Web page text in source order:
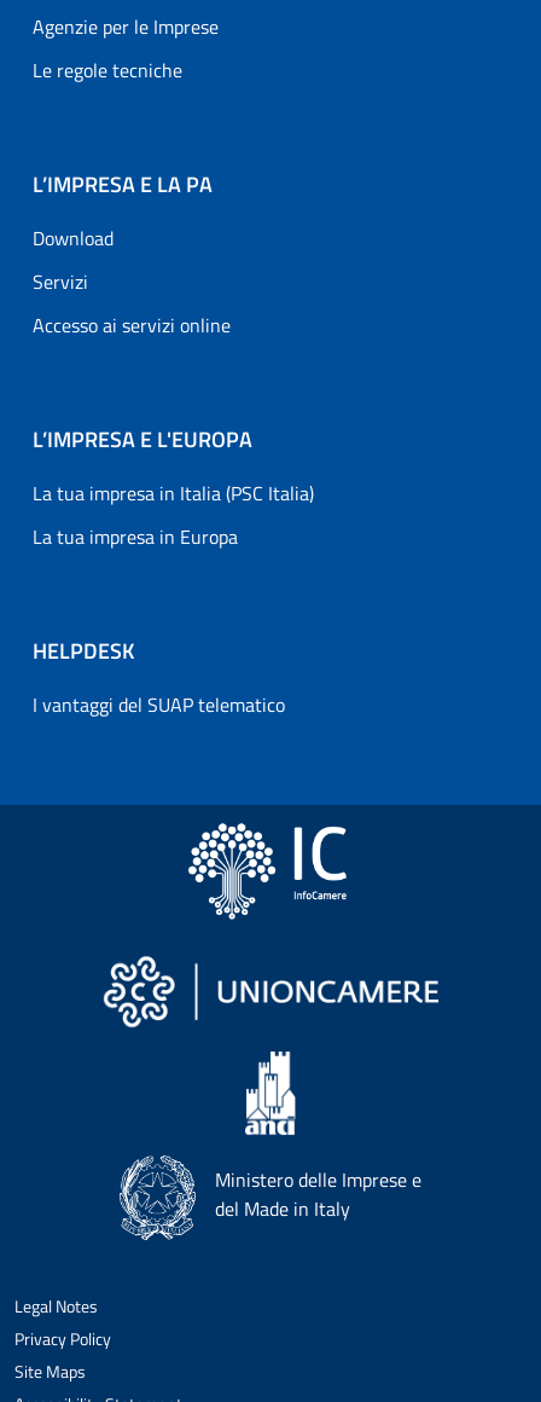
Agenzie per le Imprese
Le regole tecniche
L’IMPRESA E LA PA
Download
Servizi
Accesso ai servizi online
L’IMPRESA E L'EUROPA
La tua impresa in Italia (PSC Italia)
La tua impresa in Europa
HELPDESK
I vantaggi del SUAP telematico
Ministero delle Imprese e
del Made in Italy
Legal Notes
Privacy Policy
Site Maps